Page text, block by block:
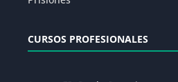
CURSOS PROFESIONALES